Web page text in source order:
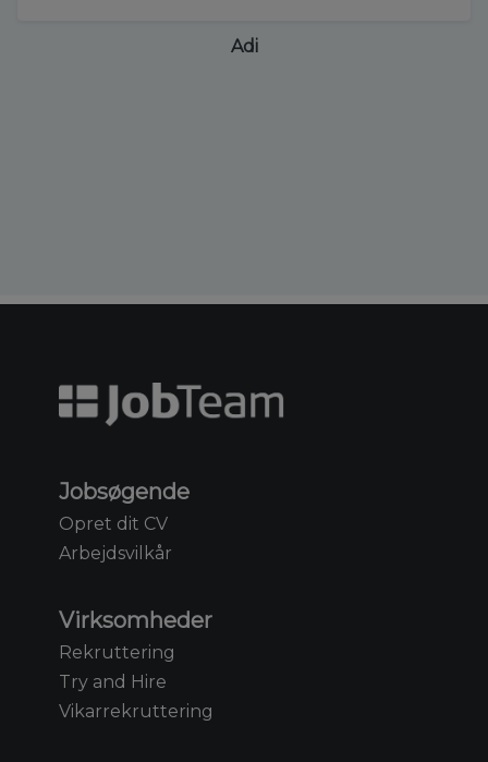
Adi
Jobsøgende
Opret dit CV
Arbejdsvilkår
Virksomheder
Rekruttering
Try and Hire
Vikarrekruttering